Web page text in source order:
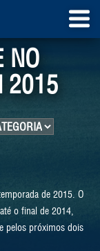
NO
2015
de 2015. O
o final de 2014,
pelos próximos dois